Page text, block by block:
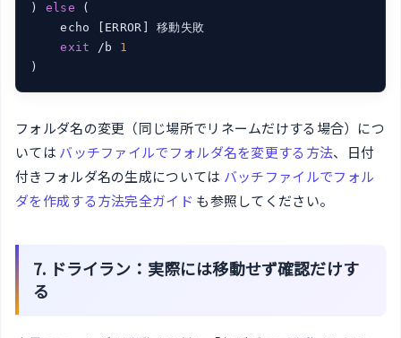
) else (
    echo [ERROR] 移動失敗
exit /b 1
フォルダ名の変更（同じ場所でリネームだけする場合）につ
いては バッチファイルでフォルダ名を変更する方法、日付
付きフォルダ名の生成については バッチファイルでフォル
ダを作成する方法完全ガイド も参照してください。
7. ドライラン：実際には移動せず確認だけす
る